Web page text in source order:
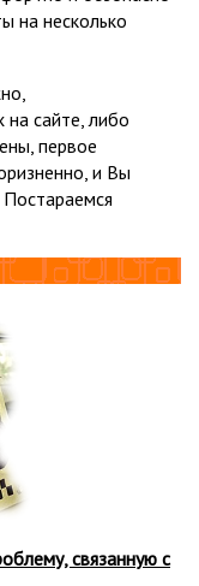
на несколько
сайте, либо
первое
и Вы
связанную с